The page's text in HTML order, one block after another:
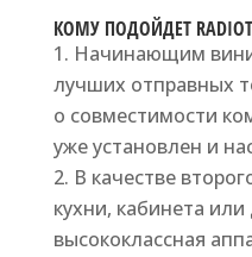
КОМУ ПОДОЙДЕТ
Начинающим
лучших отправных
о совместимости
уже установлен и
В качестве
кухни, кабинета
высококлассная